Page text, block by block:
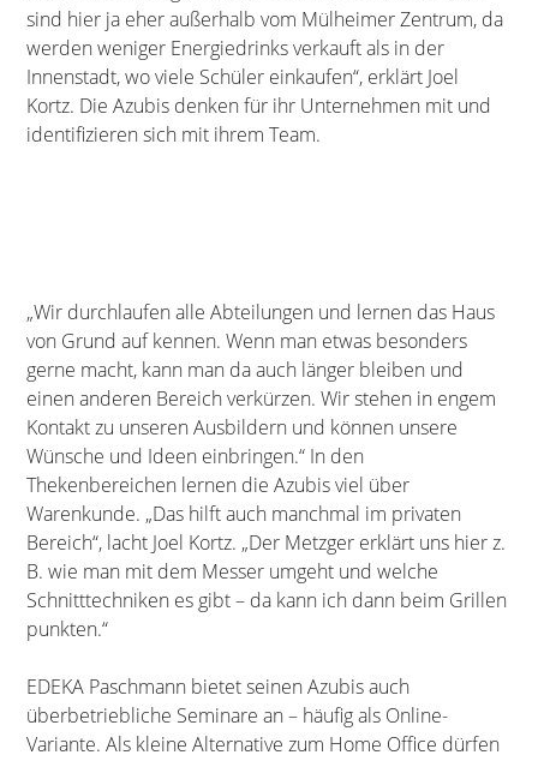
sind hier ja eher außerhalb vom Mülheimer Zentrum, da
werden weniger Energiedrinks verkauft als in der
Innenstadt, wo viele Schüler einkaufen“, erklärt Joel
Kortz. Die Azubis denken für ihr Unternehmen mit und
identifizieren sich mit ihrem Team.
„Wir durchlaufen alle Abteilungen und lernen das Haus
von Grund auf kennen. Wenn man etwas besonders
gerne macht, kann man da auch länger bleiben und
einen anderen Bereich verkürzen. Wir stehen in engem
Kontakt zu unseren Ausbildern und können unsere
Wünsche und Ideen einbringen.“ In den
Thekenbereichen lernen die Azubis viel über
Warenkunde. „Das hilft auch manchmal im privaten
Bereich“, lacht Joel Kortz. „Der Metzger erklärt uns hier z.
B. wie man mit dem Messer umgeht und welche
Schnitttechniken es gibt – da kann ich dann beim Grillen
punkten.“
EDEKA Paschmann bietet seinen Azubis auch
überbetriebliche Seminare an – häufig als Online-
Variante. Als kleine Alternative zum Home Office dürfen